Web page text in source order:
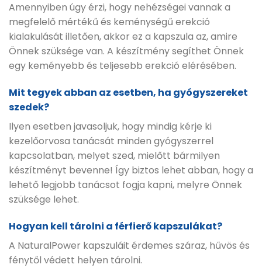
Amennyiben úgy érzi, hogy nehézségei vannak a
megfelelő mértékű és keménységű erekció
kialakulását illetően, akkor ez a kapszula az, amire
Önnek szüksége van. A készítmény segíthet Önnek
egy keményebb és teljesebb erekció elérésében.
Mit tegyek abban az esetben, ha gyógyszereket
szedek?
Ilyen esetben javasoljuk, hogy mindig kérje ki
kezelőorvosa tanácsát minden gyógyszerrel
kapcsolatban, melyet szed, mielőtt bármilyen
készítményt bevenne! Így biztos lehet abban, hogy a
lehető legjobb tanácsot fogja kapni, melyre Önnek
szüksége lehet.
Hogyan kell tárolni a férfierő kapszulákat?
A NaturalPower kapszuláit érdemes száraz, hűvös és
fénytől védett helyen tárolni.